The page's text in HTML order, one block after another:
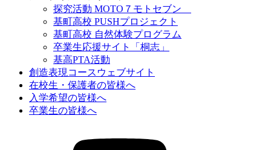
探究活動 MOTO７モトセブン
基町高校 PUSHプロジェクト
基町高校 自然体験プログラム
卒業生応援サイト「桐志」
基高PTA活動
創造表現コースウェブサイト
在校生・保護者の皆様へ
入学希望の皆様へ
卒業生の皆様へ